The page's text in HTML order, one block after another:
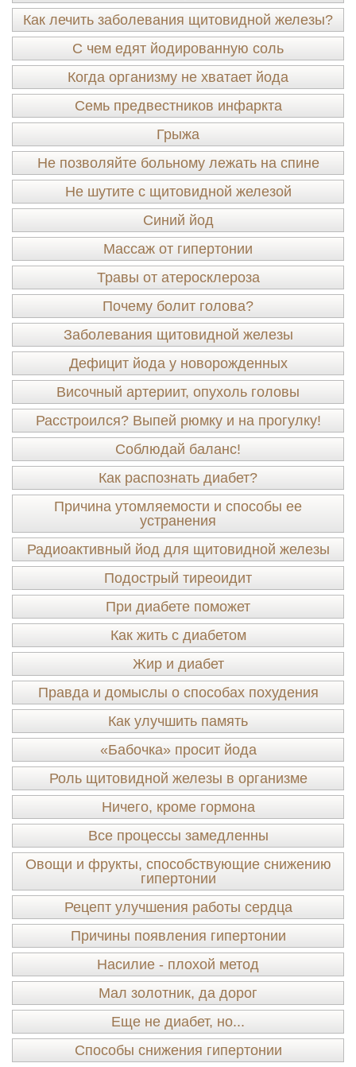
Как лечить заболевания щитовидной железы?
С чем едят йодированную соль
Когда организму не хватает йода
Семь предвестников инфаркта
Грыжа
Не позволяйте больному лежать на спине
Не шутите с щитовидной железой
Синий йод
Массаж от гипертонии
Травы от атеросклероза
Почему болит голова?
Заболевания щитовидной железы
Дефицит йода у новорожденных
Височный артериит, опухоль головы
Расстроился? Выпей рюмку и на прогулку!
Соблюдай баланс!
Как распознать диабет?
Причина утомляемости и способы ее
устранения
Радиоактивный йод для щитовидной железы
Подострый тиреоидит
При диабете поможет
Как жить с диабетом
Жир и диабет
Правда и домыслы о способах похудения
Как улучшить память
«Бабочка» просит йода
Роль щитовидной железы в организме
Ничего, кроме гормона
Все процессы замедленны
Овощи и фрукты, способствующие снижению
гипертонии
Рецепт улучшения работы сердца
Причины появления гипертонии
Насилие - плохой метод
Мал золотник, да дорог
Еще не диабет, но...
Способы снижения гипертонии